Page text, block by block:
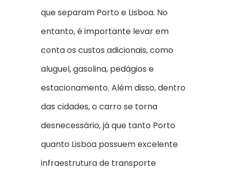
que separam Porto e Lisboa. No
entanto, é importante levar em
conta os custos adicionais, como
aluguel, gasolina, pedágios e
estacionamento. Além disso, dentro
das cidades, o carro se torna
desnecessário, já que tanto Porto
quanto Lisboa possuem excelente
infraestrutura de transporte